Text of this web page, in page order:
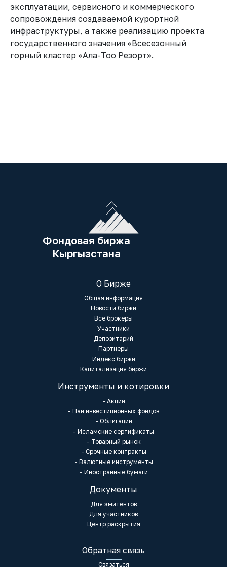
эксплуатации, сервисного и коммерческого
сопровождения создаваемой курортной
инфраструктуры, а также реализацию проекта
государственного значения «Всесезонный
горный кластер «Ала-Тоо Резорт».
Фондовая биржа
Кыргызстана
О Бирже
Общая информация
Новости биржи
Все брокеры
Участники
Депозитарий
Партнеры
Индекс биржи
Капитализация биржи
Инструменты и котировки
- Акции
- Паи инвестиционных фондов
- Облигации
- Исламские сертификаты
- Товарный рынок
- Срочные контракты
- Валютные инструменты
- Иностранные бумаги
Документы
Для эмитентов
Для участников
Центр раскрытия
Обратная связь
Связаться